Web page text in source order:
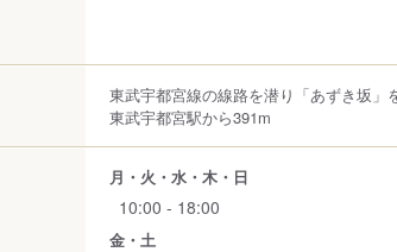
東武宇都宮線の線路を潜り「あずき坂」
東武宇都宮駅から391m
月・火・水・木・日
10:00 - 18:00
金・土